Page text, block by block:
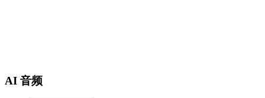
AI 音频